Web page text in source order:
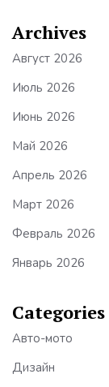
Archives
Август 2026
Июль 2026
Июнь 2026
Май 2026
Апрель 2026
Март 2026
Февраль 2026
Январь 2026
Categories
Авто-мото
Дизайн